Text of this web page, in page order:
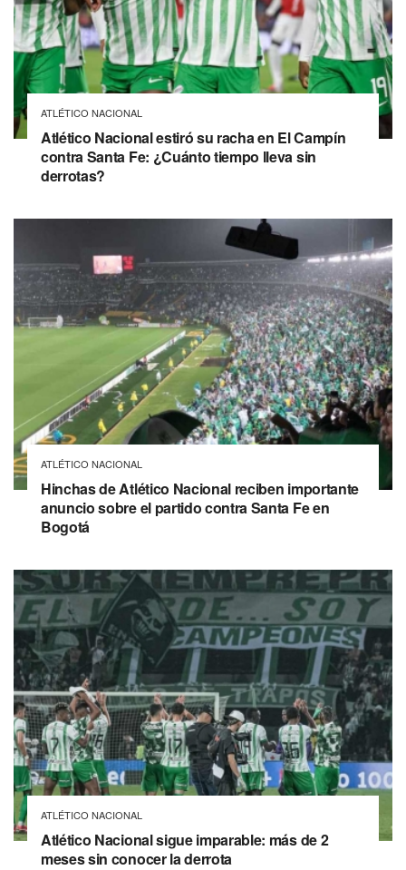
ATLÉTICO NACIONAL
Atlético Nacional estiró su racha en El Campín
contra Santa Fe: ¿Cuánto tiempo lleva sin
derrotas?
ATLÉTICO NACIONAL
Hinchas de Atlético Nacional reciben importante
anuncio sobre el partido contra Santa Fe en
Bogotá
ATLÉTICO NACIONAL
Atlético Nacional sigue imparable: más de 2
meses sin conocer la derrota